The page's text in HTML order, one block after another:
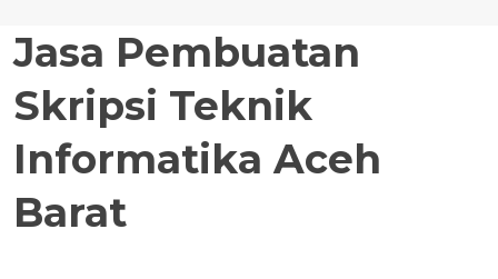
Jasa Pembuatan
Skripsi Teknik
Informatika Aceh
Barat